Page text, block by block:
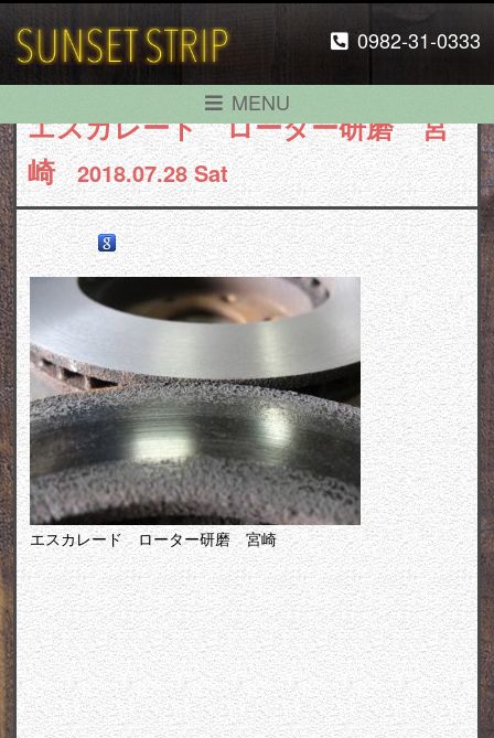
0982-31-0333
MENU
エスカレード ローター研磨 宮
崎
2018.07.28 Sat
エスカレード ローター研磨 宮崎